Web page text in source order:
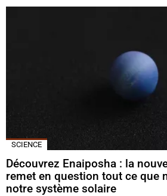
SCIENCE
Découvrez Enaiposha : la
remet en question tout ce que
notre système solaire